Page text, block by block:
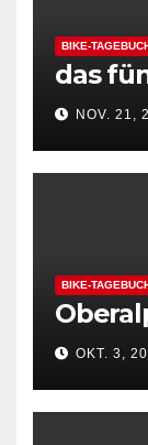
BIKE-
das
NOV. 21,
BIKE-
OKT. 3,